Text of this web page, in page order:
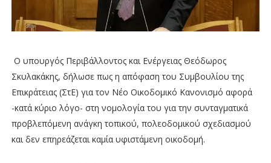
Ο υπουργός Περιβάλλοντος και Ενέργειας Θεόδωρος
Σκυλακάκης, δήλωσε πως η απόφαση του Συμβουλίου της
Επικράτειας (ΣτΕ) για τον Νέο Οικοδομικό Κανονισμό αφορά
-κατά κύριο λόγο- στη νομολογία του για την συνταγματικά
προβλεπόμενη ανάγκη τοπικού, πολεοδομικού σχεδιασμού
και δεν επηρεάζεται καμία υφιστάμενη οικοδομή.